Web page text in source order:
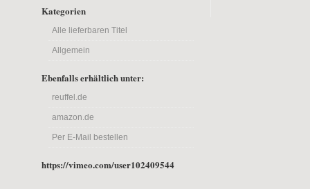
Kategorien
Alle lieferbaren Titel
Allgemein
Ebenfalls erhältlich unter:
reuffel.de
amazon.de
Per E-Mail bestellen
https://vimeo.com/user102409544